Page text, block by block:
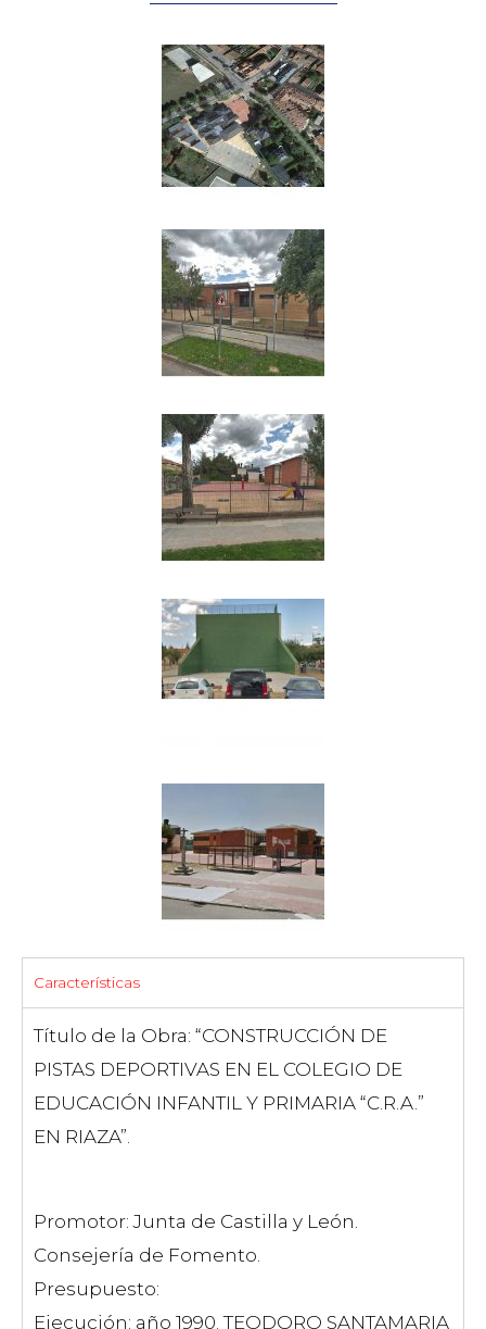
Características
Título de la Obra: “CONSTRUCCIÓN DE
PISTAS DEPORTIVAS EN EL COLEGIO DE
EDUCACIÓN INFANTIL Y PRIMARIA “C.R.A.”
EN RIAZA”.
Promotor: Junta de Castilla y León.
Consejería de Fomento.
Presupuesto:
Ejecución: año 1990. TEODORO SANTAMARIA